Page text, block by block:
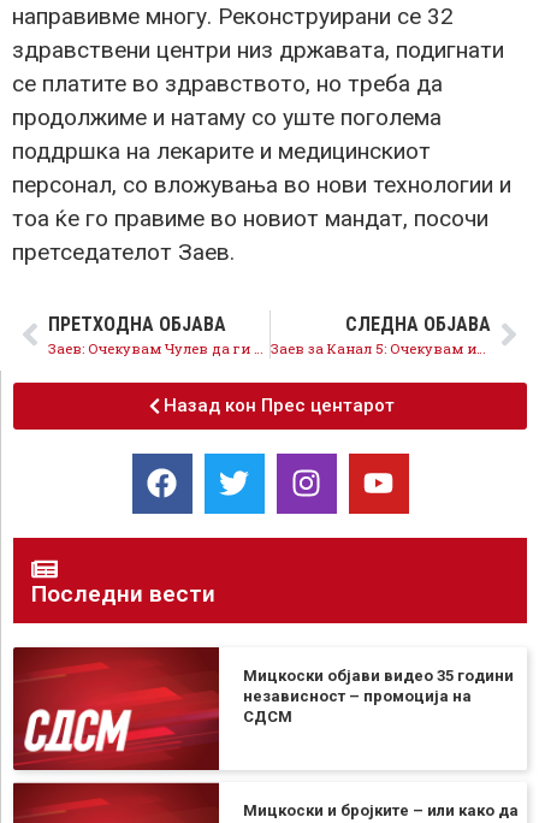
направивме многу. Реконструирани се 32
здравствени центри низ државата, подигнати
се платите во здравството, но треба да
продолжиме и натаму со уште поголема
поддршка на лекарите и медицинскиот
персонал, со вложувања во нови технологии и
тоа ќе го правиме во новиот мандат, посочи
претседателот Заев.
ПРЕТХОДНА ОБЈАВА СЛЕДНА ОБЈАВА
Заев за Канал 5: Очекувам истраги за новите аудио бомби, има индиции за криминално финансирање на ВМРО-ДПМНЕ
Назад кон Прес центарот
Последни вести
Мицкоски објави видео 35 години
независност – промоција на
СДСМ
Мицкоски и бројките – или како да